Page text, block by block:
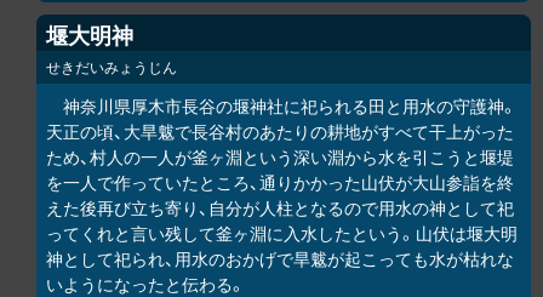
堰大明神
せきだいみょうじん
神奈川県厚木市長谷の堰神社に祀られる田と用水の守護神。
天正の頃、大旱魃で長谷村のあたりの耕地がすべて干上がった
ため、村人の一人が釜ヶ淵という深い淵から水を引こうと堰堤
を一人で作っていたところ、通りかかった山伏が大山参詣を終
えた後再び立ち寄り、自分が人柱となるので用水の神として祀
ってくれと言い残して釜ヶ淵に入水したという。山伏は堰大明
神として祀られ、用水のおかげで旱魃が起こっても水が枯れな
いようになったと伝わる。